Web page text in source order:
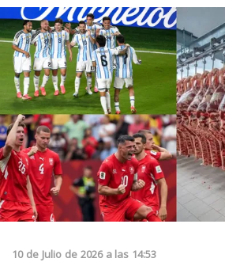
10 de Julio de 2026 a las 14:53